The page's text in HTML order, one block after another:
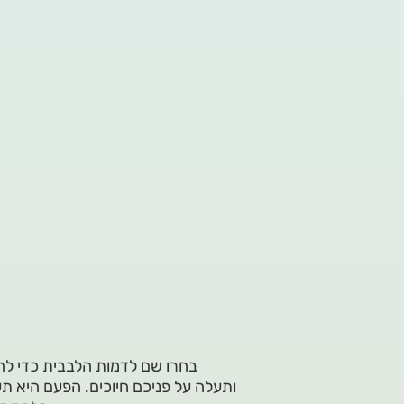
בחרו שם לדמות הלבבית כדי
ותעלה על פניכם חיוכים. הפעם